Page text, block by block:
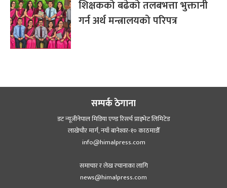
शिक्षकको बढेको तलबभत्ता भुक्तानी
गर्न अर्थ मन्त्रालयको परिपत्र
सम्पर्क ठेगाना
डट न्यूजीनेपाल मिडिया एण्ड रिसर्च प्राइभेट लिमिटेड
लाखेचौर मार्ग, नयाँ बानेश्‍वर-१० काठमाडौँ
info@himalpress.com
समाचार र लेख रचानाका लागि
news@himalpress.com